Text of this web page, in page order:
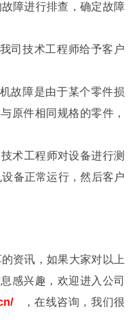
故障进行排查，确定故障
司技术工程师给予客户
故障是由于某个零件损
原件相同规格的零件，
术工程师对设备进行测
设备正常运行，然后客户
的资讯，如果大家对以上
感兴趣，欢迎进入公司
，在线咨询，我们很